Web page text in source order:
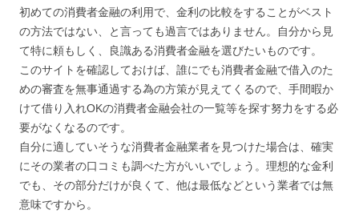
初めての消費者金融の利用で、金利の比較をすることがベスト
の方法ではない、と言っても過言ではありません。自分から見
て特に頼もしく、良識ある消費者金融を選びたいものです。
このサイトを確認しておけば、誰にでも消費者金融で借入のた
めの審査を無事通過する為の方策が見えてくるので、手間暇か
けて借り入れOKの消費者金融会社の一覧等を探す努力をする必
要がなくなるのです。
自分に適していそうな消費者金融業者を見つけた場合は、確実
にその業者の口コミも調べた方がいいでしょう。理想的な金利
でも、その部分だけが良くて、他は最低などという業者では無
意味ですから。